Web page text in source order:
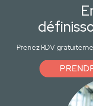
Prenez RDV